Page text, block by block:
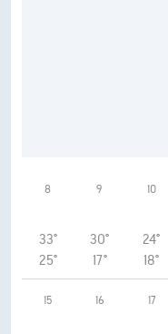
8
33°
25°
9
30°
17°
10
24°
18°
15 16 17